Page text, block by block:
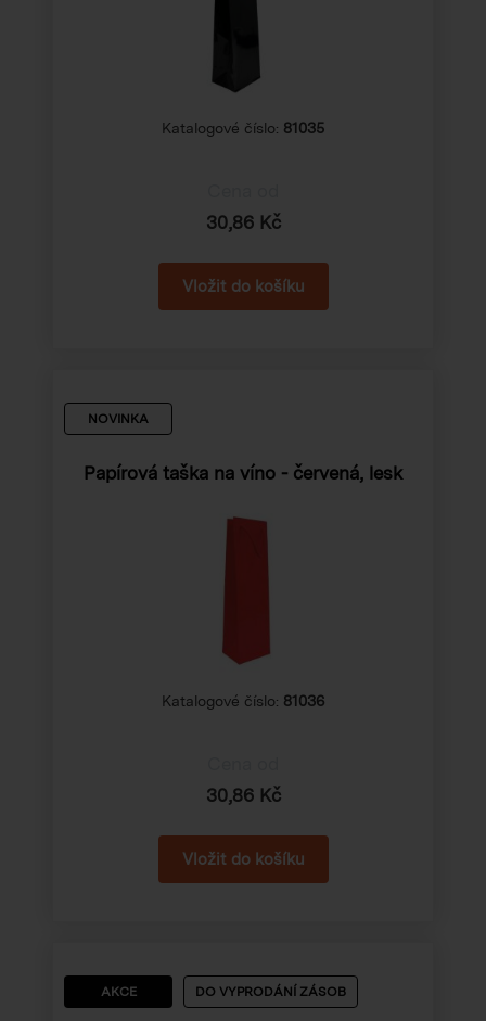
Katalogové číslo: 81035
30,86 Kč
NOVINKA
Papírová taška na víno - červená, lesk
Katalogové číslo: 81036
30,86 Kč
AKCE DO VYPRODÁNÍ ZÁSOB